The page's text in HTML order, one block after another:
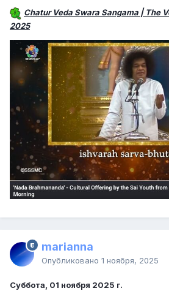
Chatur Veda Swara Sangama | The
2025
marianna
Опубликовано 1 ноября, 2025
Суббота, 01 ноября 2025 г.